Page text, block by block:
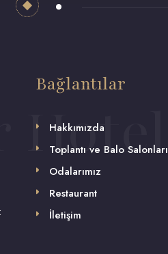
Bağlantılar
Hakkımızda
Toplantı ve Balo Salonları
Odalarımız
Restaurant
İletişim
Hotel